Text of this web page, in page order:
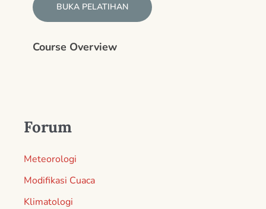
BUKA PELATIHAN
Course Overview
Forum
Meteorologi
Modifikasi Cuaca
Klimatologi